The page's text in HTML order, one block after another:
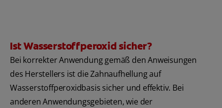
Ist Wasserstoffperoxid sicher?
Bei korrekter Anwendung gemäß den Anweisungen
des Herstellers ist die Zahnaufhellung auf
Wasserstoffperoxidbasis sicher und effektiv. Bei
anderen Anwendungsgebieten, wie der